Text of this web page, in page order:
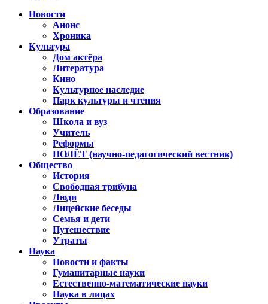
Новости
Анонс
Хроника
Культура
Дом актёра
Литература
Кино
Культурное наследие
Парк культуры и чтения
Образование
Школа и вуз
Учитель
Реформы
ПОЛЁТ (научно-педагогический вестник)
Общество
История
Свободная трибуна
Люди
Лицейские беседы
Семья и дети
Путешествие
Утраты
Наука
Новости и факты
Гуманитарные науки
Естественно-математические науки
Наука в лицах